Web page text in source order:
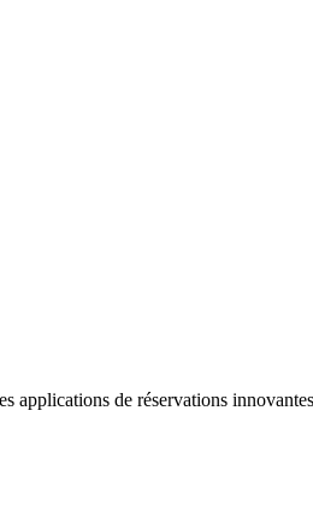
de réservations